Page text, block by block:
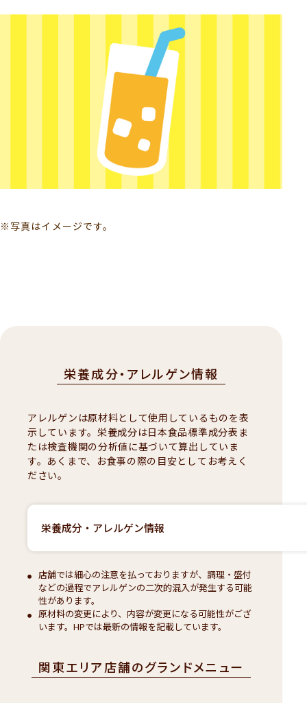
※写真はイメージです。
栄養成分・アレルゲン情報
アレルゲンは原材料として使用しているものを表
示しています。栄養成分は日本食品標準成分表ま
たは検査機関の分析値に基づいて算出していま
す。あくまで、お食事の際の目安としてお考えく
ださい。
栄養成分・アレルゲン情報
店舗では細心の注意を払っておりますが、調理・盛付
などの過程でアレルゲンの二次的混入が発生する可能
性があります。
原材料の変更により、内容が変更になる可能性がござ
います。HPでは最新の情報を記載しています。
関東エリア店舗のグランドメニュー